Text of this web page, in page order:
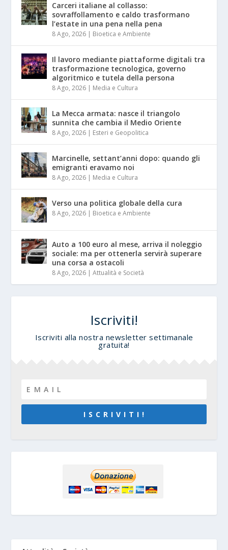
Carceri italiane al collasso:
sovraffollamento e caldo trasformano
l’estate in una pena nella pena
8 Ago, 2026 | Bioetica e Ambiente
Il lavoro mediante piattaforme digitali tra
trasformazione tecnologica, governo
algoritmico e tutela della persona
8 Ago, 2026 | Media e Cultura
La Mecca armata: nasce il triangolo
sunnita che cambia il Medio Oriente
8 Ago, 2026 | Esteri e Geopolitica
Marcinelle, settant’anni dopo: quando gli
emigranti eravamo noi
8 Ago, 2026 | Media e Cultura
Verso una politica globale della cura
8 Ago, 2026 | Bioetica e Ambiente
Auto a 100 euro al mese, arriva il noleggio
sociale: ma per ottenerla servirà superare
una corsa a ostacoli
8 Ago, 2026 |Attualità e Società
Iscriviti!
Iscriviti alla nostra newsletter settimanale
gratuita!
I S C R I V I T I !